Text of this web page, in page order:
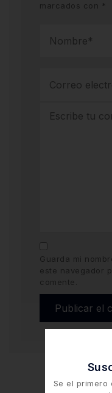
marcados con *
Guarda mi
este navegador
comente.
Se el primero